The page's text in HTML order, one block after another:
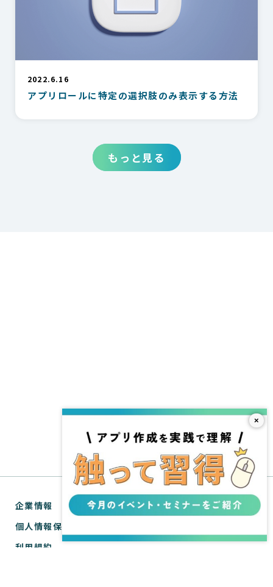
2022.6.16
アプリロールに特定の選択肢のみ表示する方法
もっと見る
企業情報
個人情報保護方針
利用規約
×